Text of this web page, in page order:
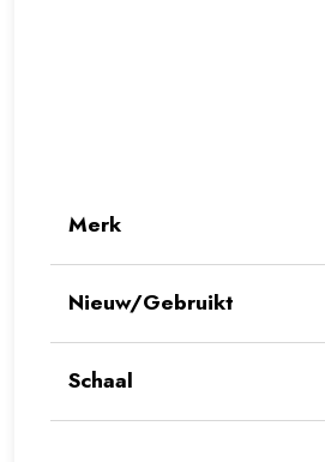
Merk
Nieuw/Gebruikt
Schaal